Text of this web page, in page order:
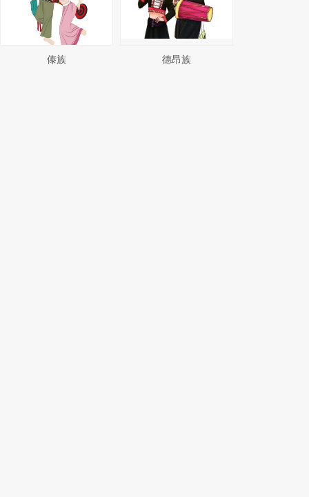
傣族 德昂族